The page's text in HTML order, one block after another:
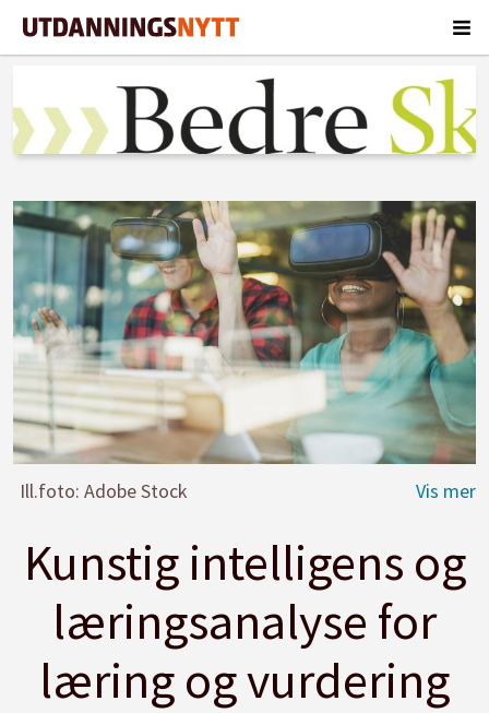
Ill.foto: Adobe Stock
Kunstig intelligens og
læringsanalyse for
læring og vurdering